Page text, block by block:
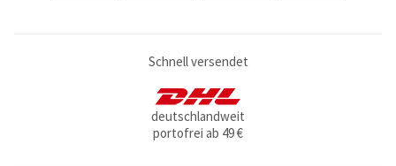
Schnell versendet
deutschlandweit
portofrei ab 49 €